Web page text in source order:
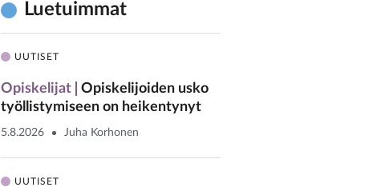
Luetuimmat
UUTISET
Opiskelijat
Opiskelijoiden usko
työllistymiseen on heikentynyt
5.8.2026 Juha Korhonen
UUTISET